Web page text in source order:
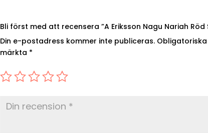
Bli först med att recensera ”A Eriksson Nagu Nariah Röd
Din e-postadress kommer inte publiceras.
märkta *